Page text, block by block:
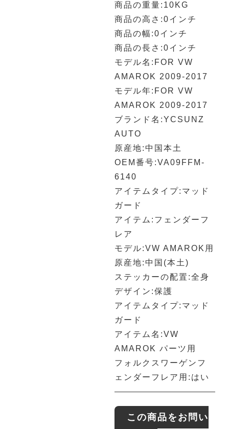
商品の重量:10KG
商品の高さ:0インチ
商品の幅:0インチ
商品の長さ:0インチ
モデル名:FOR VW
AMAROK 2009-2017
モデル年:FOR VW
AMAROK 2009-2017
ブランド名:YCSUNZ
AUTO
原産地:中国本土
OEM番号:VA09FFM-
6140
アイテムタイプ:マッド
ガード
アイテム:フェンダーフ
レア
モデル:VW AMAROK用
原産地:中国(本土)
ステッカーの配置:全身
デザイン:保護
アイテムタイプ:マッド
ガード
アイテム名:VW
AMAROK パーツ用
フォルクスワーゲンフ
ェンダーフレア用:はい
この商品をお問い